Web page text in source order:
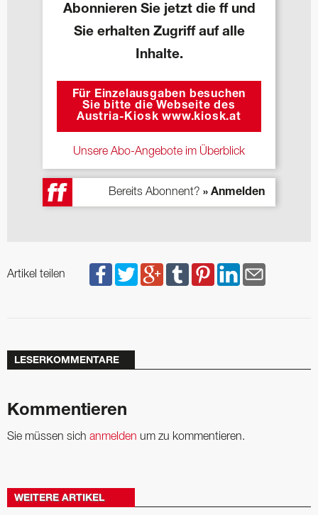
Abonnieren Sie jetzt die ff und
Sie erhalten Zugriff auf alle
Inhalte.
Für Einzelausgaben besuchen
Sie bitte die Webseite des
Austria-Kiosk www.kiosk.at
Unsere Abo-Angebote im Überblick
Bereits Abonnent? » Anmelden
Artikel teilen
LESERKOMMENTARE
Kommentieren
Sie müssen sich anmelden um zu kommentieren.
WEITERE ARTIKEL